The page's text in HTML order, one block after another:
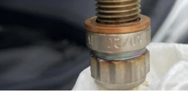
Obtenha o preço da reciclagem